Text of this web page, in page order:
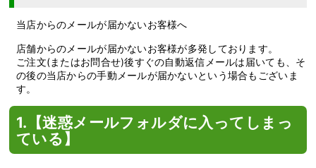
当店からのメールが届かないお客様へ
店舗からのメールが届かないお客様が多発しております。
ご注文(またはお問合せ)後すぐの自動返信メールは届いても、そ
の後の当店からの手動メールが届かないという場合もございま
す。
1.【迷惑メールフォルダに入ってしまっ
ている】